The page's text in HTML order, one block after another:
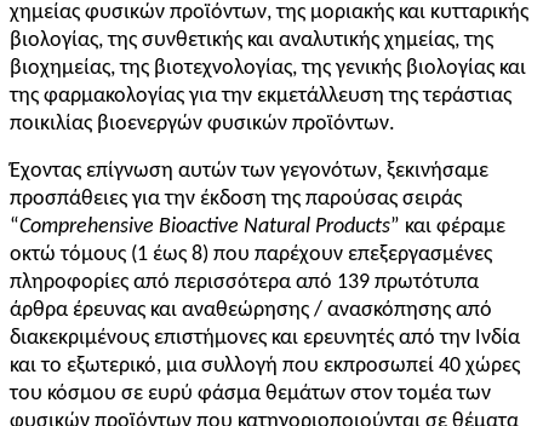
χημείας φυσικών προϊόντων, της μοριακής και κυτταρικής
βιολογίας, της συνθετικής και αναλυτικής χημείας, της
βιοχημείας, της βιοτεχνολογίας, της γενικής βιολογίας και
της φαρμακολογίας για την εκμετάλλευση της τεράστιας
ποικιλίας βιοενεργών φυσικών προϊόντων.
Έχοντας επίγνωση αυτών των γεγονότων, ξεκινήσαμε
προσπάθειες για την έκδοση της παρούσας σειράς
“Comprehensive Bioactive Natural Products” και φέραμε
οκτώ τόμους (1 έως 8) που παρέχουν επεξεργασμένες
πληροφορίες από περισσότερα από 139 πρωτότυπα
άρθρα έρευνας και αναθεώρησης / ανασκόπησης από
διακεκριμένους επιστήμονες και ερευνητές από την Ινδία
και το εξωτερικό, μια συλλογή που εκπροσωπεί 40 χώρες
του κόσμου σε ευρύ φάσμα θεμάτων στον τομέα των